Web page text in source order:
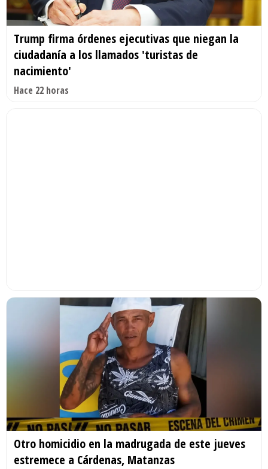
Trump firma órdenes ejecutivas que niegan la
ciudadanía a los llamados 'turistas de
nacimiento'
Hace 22 horas
Otro homicidio en la madrugada de este jueves
estremece a Cárdenas, Matanzas